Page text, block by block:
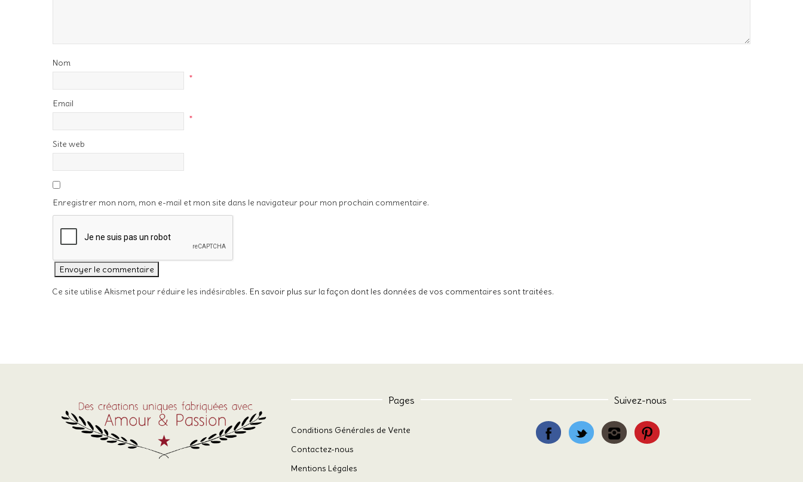
Nom
*
Email
*
Site web
Enregistrer mon nom, mon e-mail et mon site dans le navigateur pour mon prochain commentaire.
Ce site utilise Akismet pour réduire les indésirables. En savoir plus sur la façon dont les données de vos commentaires sont traitées.
Pages
Conditions Générales de Vente
Contactez-nous
Mentions Légales
Suivez-nous